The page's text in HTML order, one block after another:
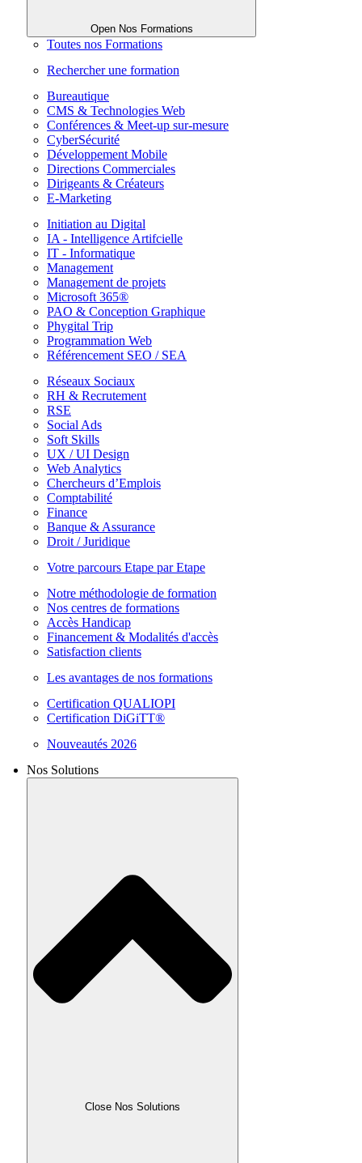
Open Nos Formations
Toutes nos Formations
Rechercher une formation
Bureautique
CMS & Technologies Web
Conférences & Meet-up sur-mesure
CyberSécurité
Développement Mobile
Directions Commerciales
Dirigeants & Créateurs
E-Marketing
Initiation au Digital
IA - Intelligence Artifcielle
IT - Informatique
Management
Management de projets
Microsoft 365®
PAO & Conception Graphique
Phygital Trip
Programmation Web
Référencement SEO / SEA
Réseaux Sociaux
RH & Recrutement
RSE
Social Ads
Soft Skills
UX / UI Design
Web Analytics
Chercheurs d’Emplois
Comptabilité
Finance
Banque & Assurance
Droit / Juridique
Votre parcours Etape par Etape
Notre méthodologie de formation
Nos centres de formations
Accès Handicap
Financement & Modalités d'accès
Satisfaction clients
Les avantages de nos formations
Certification QUALIOPI
Certification DiGiTT®
Nouveautés 2026
Nos Solutions
Close Nos Solutions